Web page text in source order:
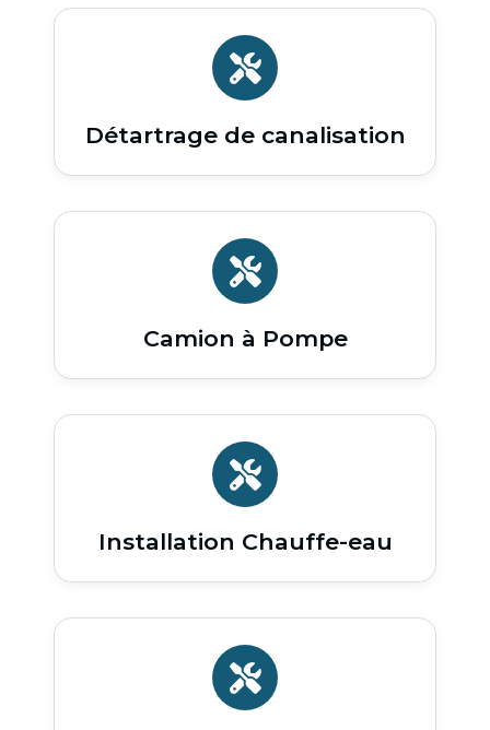
Détartrage de canalisation
Camion à Pompe
Installation Chauffe-eau